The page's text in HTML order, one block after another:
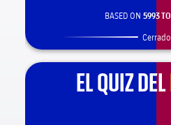
BASED ON 5993
Cerrado
EL QUIZ DEL